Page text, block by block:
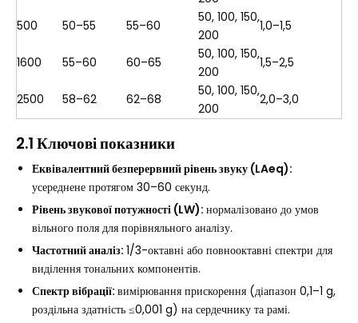
500
50–55 55–60
50, 100, 150,
200
1,0–1,5
1600 55–60 60–65
50, 100, 150,
200
1,5–2,5
2500 58–62 62–68
50, 100, 150,
200
2,0–3,0
2.1 Ключові показники
Еквівалентний безперервний рівень звуку (LAeq):
усереднене протягом 30–60 секунд.
Рівень звукової потужності (LW): нормалізовано до умов
вільного поля для порівняльного аналізу.
Частотний аналіз: 1/3-октавні або повнооктавні спектри для
виділення тональних компонентів.
Спектр вібрації: вимірювання прискорення (діапазон 0,1–1 g,
роздільна здатність ≤0,001 g) на сердечнику та рамі.